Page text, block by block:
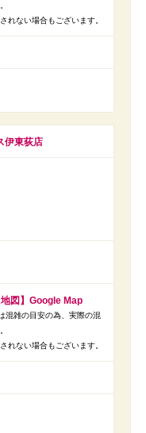
れない場合もございます。
伊東荻店
地図】Google Map
混雑の目安の為、実際の混
れない場合もございます。